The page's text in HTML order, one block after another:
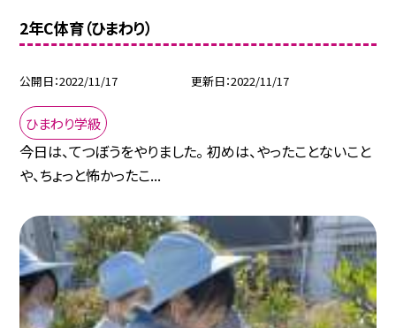
2年C体育（ひまわり）
公開日 2022/11/17 更新日 2022/11/17
ひまわり学級
今日は、てつぼうをやりました。 初めは、やったことないこと
や、ちょっと怖かったこ...